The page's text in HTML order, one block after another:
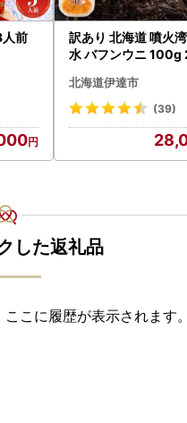
人前
訳あり 北海道 噴火
水 バフンウニ 100g
付き》うに ウニ 雲丹
海の幸 魚介類 ウニ丼
取り寄せ 山村水産
北海道伊達市
(39)
した返礼品
こに履歴が表示されます。